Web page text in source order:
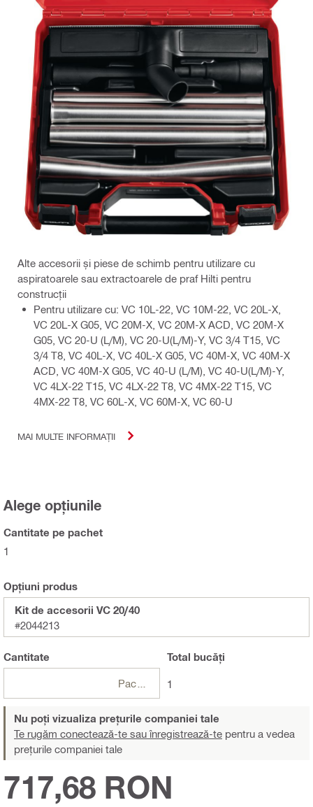
Alte accesorii și piese de schimb pentru utilizare cu
aspiratoarele sau extractoarele de praf Hilti pentru
construcții
Pentru utilizare cu: VC 10L-22, VC 10M-22, VC 20L-X,
VC 20L-X G05, VC 20M-X, VC 20M-X ACD, VC 20M-X
G05, VC 20-U (L/M), VC 20-U(L/M)-Y, VC 3/4 T15, VC
3/4 T8, VC 40L-X, VC 40L-X G05, VC 40M-X, VC 40M-X
ACD, VC 40M-X G05, VC 40-U (L/M), VC 40-U(L/M)-Y,
VC 4LX-22 T15, VC 4LX-22 T8, VC 4MX-22 T15, VC
4MX-22 T8, VC 60L-X, VC 60M-X, VC 60-U
MAI MULTE INFORMAȚII
Alege opțiunile
Cantitate pe pachet
1
Opțiuni produs
Kit de accesorii VC 20/40
#2044213
Cantitate Total bucăți
1
Nu poți vizualiza prețurile companiei tale
Te rugăm conectează-te sau înregistrează-te pentru a vedea
prețurile companiei tale
717,68 RON